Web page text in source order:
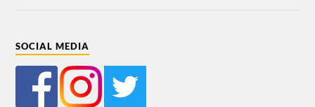
SOCIAL MEDIA